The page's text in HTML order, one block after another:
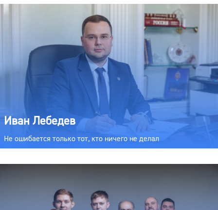
Иван Лебедев
Не ошибается только тот, кто ничего не делал